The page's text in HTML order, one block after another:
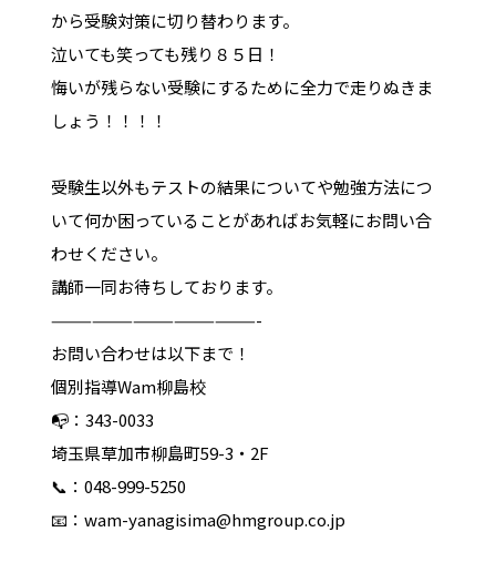
から受験対策に切り替わります。
泣いても笑っても残り８５日！
悔いが残らない受験にするために全力で走りぬきま
しょう！！！！
受験生以外もテストの結果についてや勉強方法につ
いて何か困っていることがあればお気軽にお問い合
わせください。
講師一同お待ちしております。
———————————————-
お問い合わせは以下まで！
個別指導Wam柳島校
📭：343-0033
埼玉県草加市柳島町59-3・2F
📞：048-999-5250
📧：wam-yanagisima@hmgroup.co.jp